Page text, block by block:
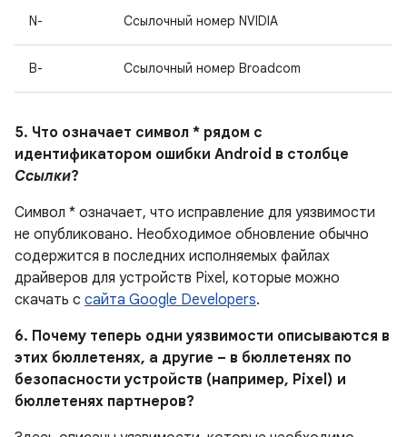
N- Ссылочный номер NVIDIA
B- Ссылочный номер Broadcom
5. Что означает символ * рядом с
идентификатором ошибки Android в столбце
Ссылки?
Символ * означает, что исправление для уязвимости
не опубликовано. Необходимое обновление обычно
содержится в последних исполняемых файлах
драйверов для устройств Pixel, которые можно
скачать с сайта Google Developers.
6. Почему теперь одни уязвимости описываются в
этих бюллетенях, а другие – в бюллетенях по
безопасности устройств (например, Pixel) и
бюллетенях партнеров?